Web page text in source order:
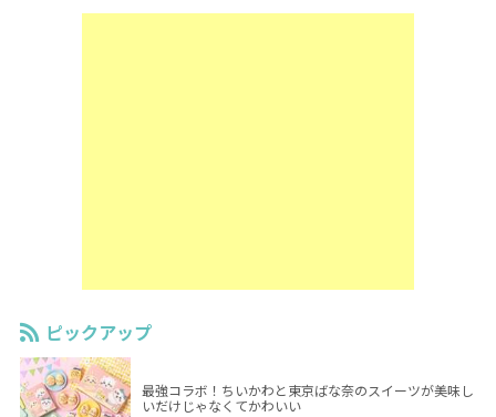
ピックアップ
最強コラボ！ちいかわと東京ばな奈のスイーツが美味し
いだけじゃなくてかわいい